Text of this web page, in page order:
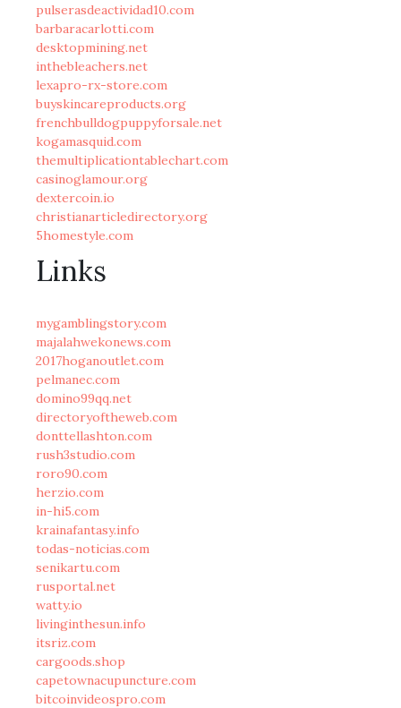
pulserasdeactividad10.com
barbaracarlotti.com
desktopmining.net
inthebleachers.net
lexapro-rx-store.com
buyskincareproducts.org
frenchbulldogpuppyforsale.net
kogamasquid.com
themultiplicationtablechart.com
casinoglamour.org
dextercoin.io
christianarticledirectory.org
5homestyle.com
Links
mygamblingstory.com
majalahwekonews.com
2017hoganoutlet.com
pelmanec.com
domino99qq.net
directoryoftheweb.com
donttellashton.com
rush3studio.com
roro90.com
herzio.com
in-hi5.com
krainafantasy.info
todas-noticias.com
senikartu.com
rusportal.net
watty.io
livinginthesun.info
itsriz.com
cargoods.shop
capetownacupuncture.com
bitcoinvideospro.com